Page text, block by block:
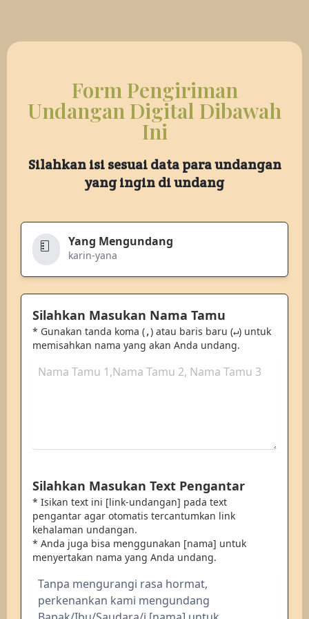
Form Pengiriman
Undangan Digital Dibawah
Ini
Silahkan isi sesuai data para undangan
yang ingin di undang
Yang Mengundang
karin-yana
Silahkan Masukan Nama Tamu
* Gunakan tanda koma (,) atau baris baru (↵) untuk
memisahkan nama yang akan Anda undang.
Silahkan Masukan Text Pengantar
* Isikan text ini [link-undangan] pada text
pengantar agar otomatis tercantumkan link
kehalaman undangan.
* Anda juga bisa menggunakan [nama] untuk
menyertakan nama yang Anda undang.